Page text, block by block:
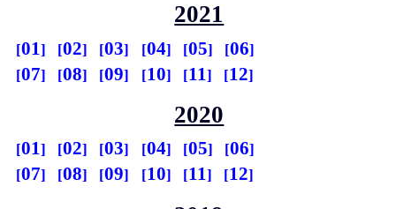
2021
01 02 03 04 05
06
07
08 09 10 11 12
2020
01 02 03 04 05
06
07
08 09 10 11 12